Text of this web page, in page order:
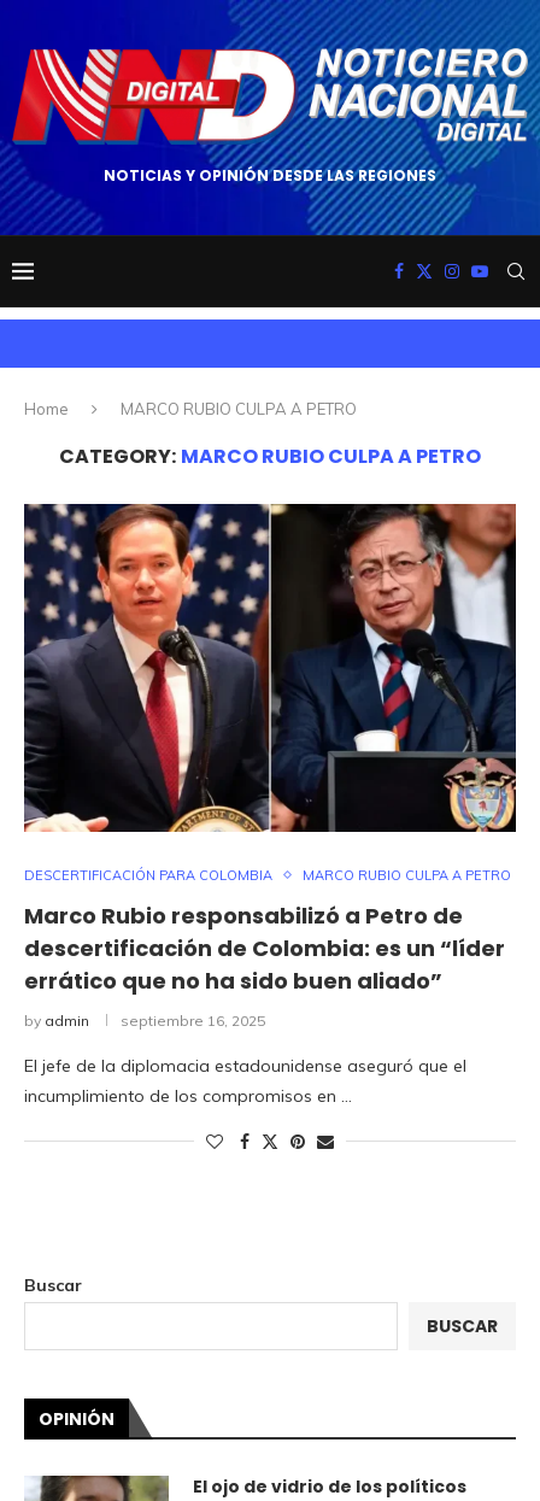
NOTICIAS Y OPINIÓN DESDE LAS REGIONES
Home MARCO RUBIO CULPA A PETRO
CATEGORY: MARCO RUBIO CULPA A PETRO
DESCERTIFICACIÓN PARA COLOMBIA MARCO RUBIO CULPA A PETRO
Marco Rubio responsabilizó a Petro de
descertificación de Colombia: es un “líder
errático que no ha sido buen aliado”
by admin septiembre 16, 2025
El jefe de la diplomacia estadounidense aseguró que el
incumplimiento de los compromisos en …
Buscar
BUSCAR
OPINIÓN
El ojo de vidrio de los políticos